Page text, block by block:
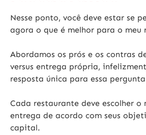
Nesse ponto, você deve estar se
agora o que é melhor para o meu
Abordamos os prós e os contras
versus entrega própria,
resposta única para essa
Cada restaurante deve escolher o
entrega de acordo com seus
capital.